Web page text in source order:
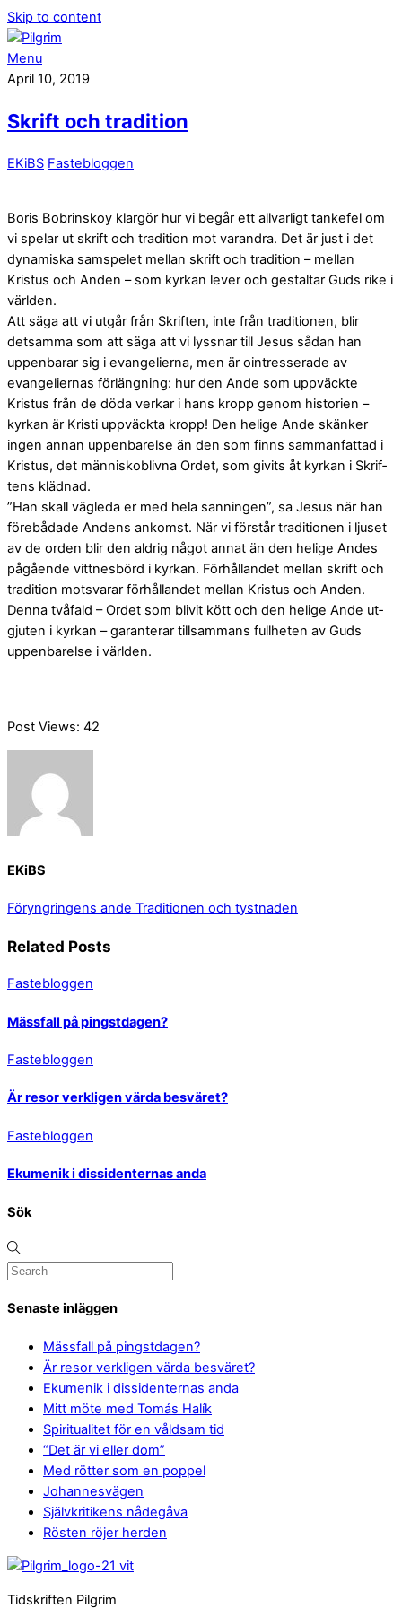
Skip to content
Menu
April 10, 2019
Skrift och tradition
EKiBS Fastebloggen
Boris Bobrinskoy klargör hur vi begår ett allvarligt tankefel om
vi spelar ut skrift och tradition mot varandra. Det är just i det
dynamiska samspelet mellan skrift och tradition – mellan
Kristus och Anden – som kyrkan lever och gestaltar Guds rike i
världen.
Att säga att vi utgår från Skriften, inte från traditio­nen, blir
detsamma som att säga att vi lyssnar till Jesus sådan han
uppenbarar sig i evangelierna, men är ointresserade av
evangeliernas förlängning: hur den Ande som uppväckte
Kristus från de döda verkar i hans kropp genom historien –
kyrkan är Kristi uppväckta kropp! Den helige Ande skänker
ingen annan uppen­barelse än den som finns sammanfattad i
Kristus, det människoblivna Ordet, som givits åt kyrkan i Skrif­
tens klädnad.
”Han skall vägleda er med hela sanningen”, sa Jesus när han
förebådade Andens ankomst. När vi förstår traditionen i ljuset
av de orden blir den aldrig något annat än den helige Andes
pågående vittnesbörd i kyrkan. Förhållandet mellan skrift och
tradition motsvarar förhållandet mellan Kristus och Anden.
Denna två­fald – Ordet som blivit kött och den helige Ande ut­
gjuten i kyrkan – garanterar tillsammans fullheten av Guds
uppenbarelse i världen.
Post Views: 42
EKiBS
Föryngringens ande Traditionen och tystnaden
Related Posts
Fastebloggen
Mässfall på pingstdagen?
Fastebloggen
Är resor verkligen värda besväret?
Fastebloggen
Ekumenik i dissidenternas anda
Sök
Senaste inläggen
Mässfall på pingstdagen?
Är resor verkligen värda besväret?
Ekumenik i dissidenternas anda
Mitt möte med Tomás Halík
Spiritualitet för en våldsam tid
“Det är vi eller dom”
Med rötter som en poppel
Johannesvägen
Självkritikens nådegåva
Rösten röjer herden
Tidskriften Pilgrim